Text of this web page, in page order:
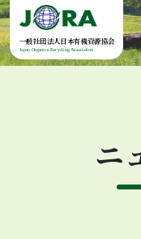
Skip to content
一般社団法人日本有機資源協会
Japan Organics Recycling Association
ニ